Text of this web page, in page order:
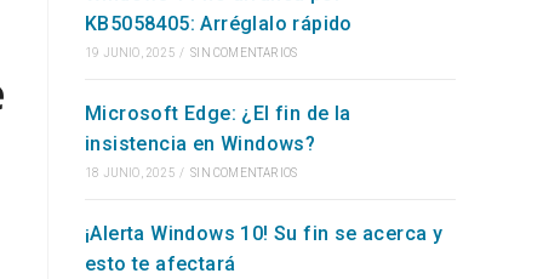
KB5058405: Arréglalo rápido
19 JUNIO, 2025 / SIN COMENTARIOS
Microsoft Edge: ¿El fin de la
insistencia en Windows?
18 JUNIO, 2025 / SIN COMENTARIOS
¡Alerta Windows 10! Su fin se acerca y
esto te afectará